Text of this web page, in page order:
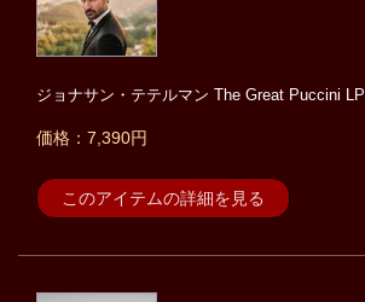
ジョナサン・テテルマン The Great Puccini LP
価格：7,390円
このアイテムの詳細を見る